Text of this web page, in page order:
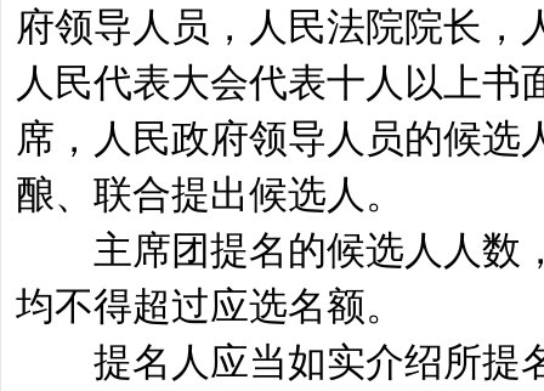
府领导人员，人民法院院长，
人民代表大会代表十人以上
席，人民政府领导人员的候选
酿、联合提出候选人。
主席团提名的候选人人数，
均不得超过应选名额。
提名人应当如实介绍所提